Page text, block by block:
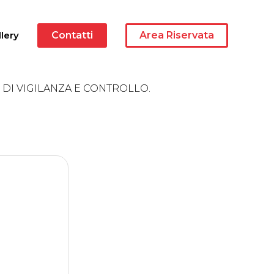
Contatti Area Riservata
DI VIGILANZA E CONTROLLO.